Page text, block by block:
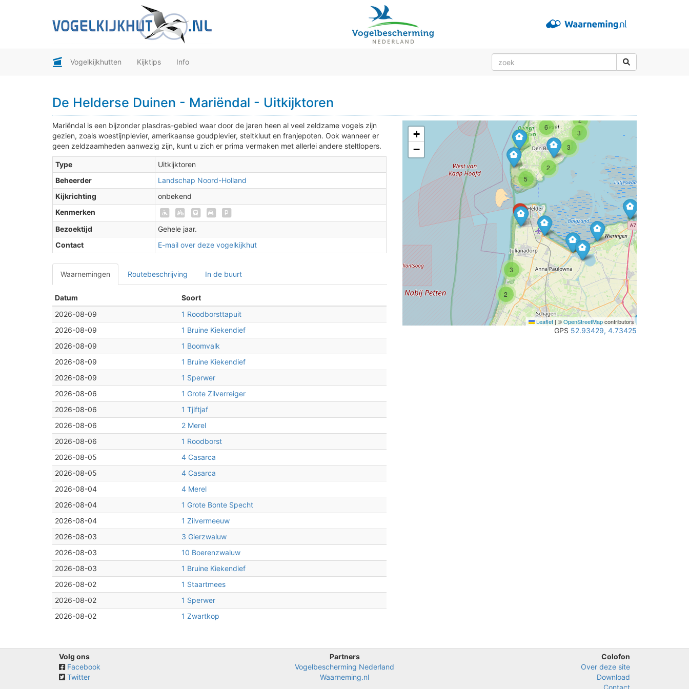
Vogelkijkhutten Kijktips Info
De Helderse Duinen - Mariëndal - Uitkijktoren
Mariëndal is een bijzonder plasdras-gebied waar door de jaren heen al veel zeldzame vogels zijn
gezien, zoals woestijnplevier, amerikaanse goudplevier, steltkluut en franjepoten. Ook wanneer er
geen zeldzaamheden aanwezig zijn, kunt u zich er prima vermaken met allerlei andere steltlopers.
Type
Uitkijktoren
Beheerder
Landschap Noord-Holland
Kijkrichting
onbekend
Kenmerken
Bezoektijd
Gehele jaar.
Contact
E-mail over deze vogelkijkhut
Waarnemingen Routebeschrijving In de buurt
Datum
Soort
2026-08-09
1 Roodborsttapuit
2026-08-09
1 Bruine Kiekendief
2026-08-09
1 Boomvalk
2026-08-09
1 Bruine Kiekendief
2026-08-09
1 Sperwer
2026-08-06
1 Grote Zilverreiger
2026-08-06
1 Tjiftjaf
2026-08-06
2 Merel
2026-08-06
1 Roodborst
2026-08-05
4 Casarca
2026-08-05
4 Casarca
2026-08-04
4 Merel
2026-08-04
1 Grote Bonte Specht
2026-08-04
1 Zilvermeeuw
2026-08-03
3 Gierzwaluw
2026-08-03
10 Boerenzwaluw
2026-08-03
1 Bruine Kiekendief
2026-08-02
1 Staartmees
2026-08-02
1 Sperwer
2026-08-02
1 Zwartkop
7
3
3
2
2
5
6
3
2
3
+
−
Leaflet | ©OpenStreetMapcontributors
GPS 52.93429, 4.73425
Volg ons
Facebook
Twitter
Partners
Vogelbescherming Nederland
Waarneming.nl
Colofon
Over deze site
Download
Contact